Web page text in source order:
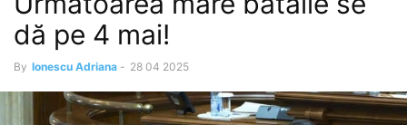
dă pe 4 mai!
By Ionescu Adriana - 28 04 2025